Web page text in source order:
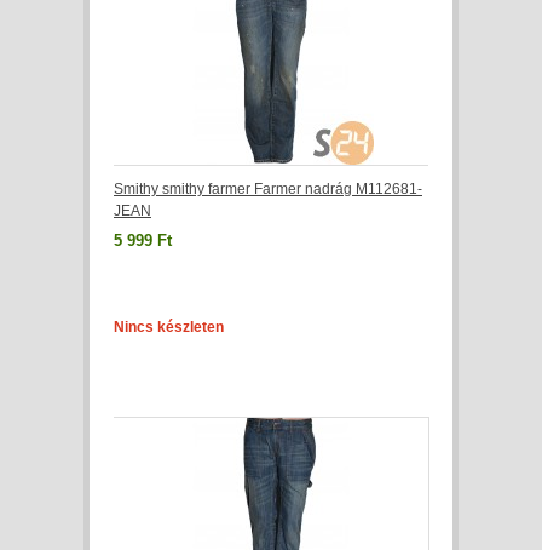
Smithy smithy farmer Farmer nadrág M112681-
JEAN
5 999 Ft
Nincs készleten